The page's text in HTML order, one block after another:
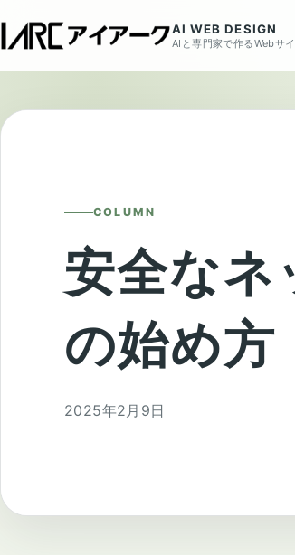
AI WEB DESIGN
AIと専門家で作るWebサイ
COLUMN
安全なネ
の始め方
2025年2月9日